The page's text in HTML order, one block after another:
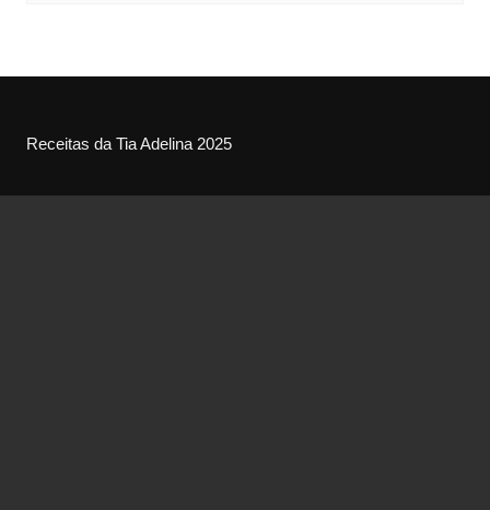
Receitas da Tia Adelina 2025